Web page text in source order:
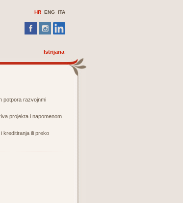
HR ENG ITA
Istrijana
potpora razvojnmi
projekta i napomenom
kreditiranja ili preko